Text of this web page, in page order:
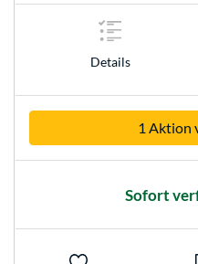
Details
1 Aktion
Sofort